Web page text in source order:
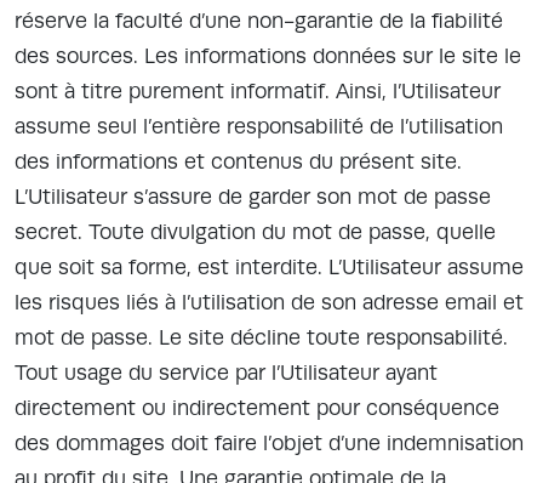
réserve la faculté d’une non-garantie de la fiabilité
des sources. Les informations données sur le site le
sont à titre purement informatif. Ainsi, l’Utilisateur
assume seul l’entière responsabilité de l’utilisation
des informations et contenus du présent site.
L’Utilisateur s’assure de garder son mot de passe
secret. Toute divulgation du mot de passe, quelle
que soit sa forme, est interdite. L’Utilisateur assume
les risques liés à l’utilisation de son adresse email et
mot de passe. Le site décline toute responsabilité.
Tout usage du service par l’Utilisateur ayant
directement ou indirectement pour conséquence
des dommages doit faire l’objet d’une indemnisation